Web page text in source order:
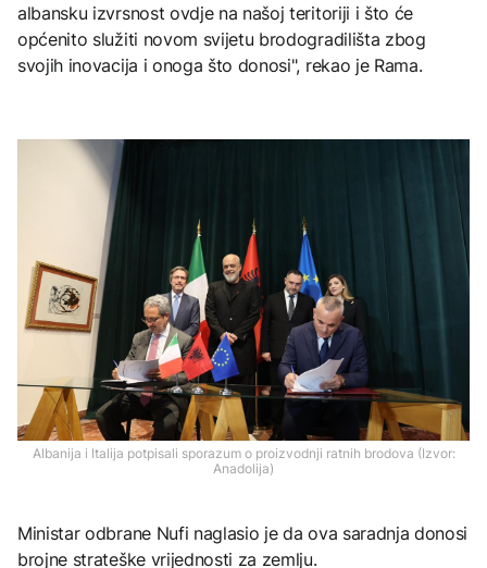
albansku izvrsnost ovdje na našoj teritoriji i što će
općenito služiti novom svijetu brodogradilišta zbog
svojih inovacija i onoga što donosi", rekao je Rama.
Albanija i Italija potpisali sporazum o proizvodnji ratnih brodova (Izvor:
Anadolija)
Ministar odbrane Nufi naglasio je da ova saradnja donosi
brojne strateške vrijednosti za zemlju.